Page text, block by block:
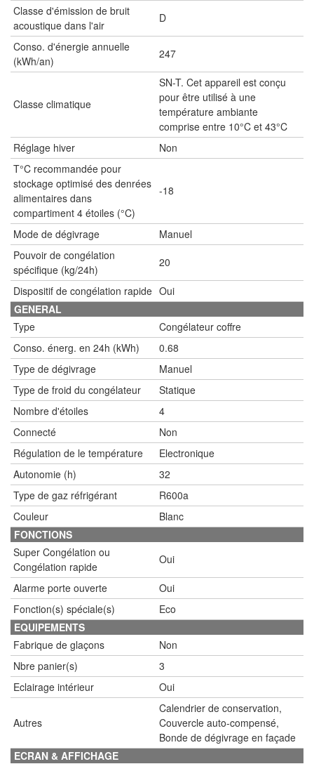
Classe d'émission de bruit
acoustique dans l'air
D
Conso. d'énergie annuelle
(kWh/an)
247
Classe climatique
SN-T. Cet appareil est conçu
pour être utilisé à une
température ambiante
comprise entre 10°C et 43°C
Réglage hiver
Non
T°C recommandée pour
stockage optimisé des denrées
alimentaires dans
compartiment 4 étoiles (°C)
-18
Mode de dégivrage
Manuel
Pouvoir de congélation
spécifique (kg/24h)
20
Dispositif de congélation rapide Oui
GENERAL
Type
Congélateur coffre
Conso. énerg. en 24h (kWh)
0.68
Type de dégivrage
Manuel
Type de froid du congélateur
Statique
Nombre d'étoiles
4
Connecté
Non
Régulation de le température
Electronique
Autonomie (h)
32
Type de gaz réfrigérant
R600a
Couleur
Blanc
FONCTIONS
Super Congélation ou
Congélation rapide
Oui
Alarme porte ouverte
Oui
Fonction(s) spéciale(s)
Eco
EQUIPEMENTS
Fabrique de glaçons
Non
Nbre panier(s)
3
Eclairage intérieur
Oui
Autres
Calendrier de conservation,
Couvercle auto-compensé,
Bonde de dégivrage en façade
ECRAN & AFFICHAGE